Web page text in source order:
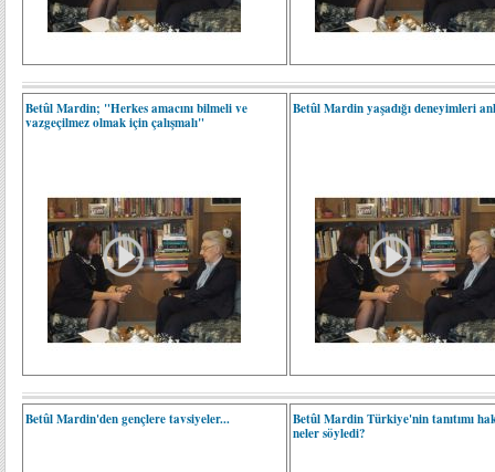
Betûl Mardin; "Herkes amacını bilmeli ve
vazgeçilmez olmak için çalışmalı"
Betûl Mardin yaşadığı deneyimleri
Betûl Mardin'den gençlere tavsiyeler...
Betûl Mardin Türkiye'nin tanıtımı
neler söyledi?